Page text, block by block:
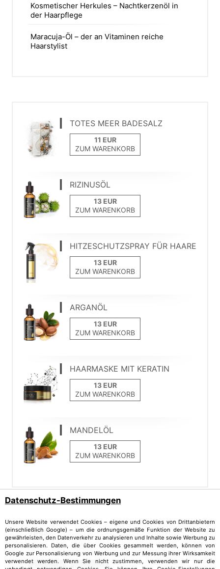
Kosmetischer Herkules – Nachtkerzenöl in
der Haarpflege
Maracuja-Öl – der an Vitaminen reiche
Haarstylist
TOTES MEER BADESALZ
ZUM WARENKORB
RIZINUSÖL
ZUM WARENKORB
HITZESCHUTZSPRAY FÜR HAARE
ZUM WARENKORB
ARGANÖL
ZUM WARENKORB
HAARMASKE MIT KERATIN
ZUM WARENKORB
MANDELÖL
ZUM WARENKORB
Tags
Avocadoöl Pflanzenöl
Datenschutz-Bestimmungen
Unsere Website verwendet Cookies – eigene und Cookies von Drittanbietern
(einschließlich Google) – um die ordnungsgemäße Funktion der Website zu
gewährleisten, den Datenverkehr zu analysieren und Inhalte sowie Werbung zu
personalisieren. Daten, die über Cookies gesammelt werden, können von
Google zur Personalisierung von Werbung und zur Messung ihrer Wirksamkeit
verwendet werden. Wenn Sie nicht zustimmen, verwenden wir nur die